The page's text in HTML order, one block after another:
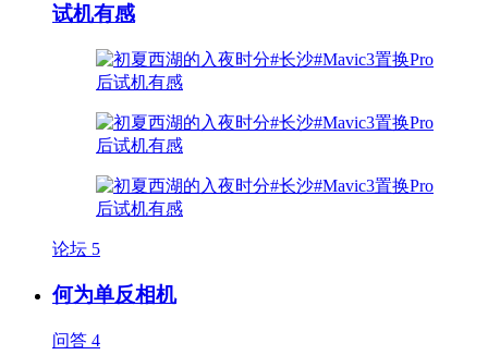
试机有感
论坛 5
何为单反相机
问答 4